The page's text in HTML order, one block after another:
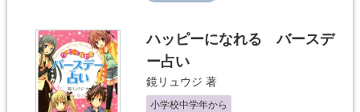
ハッピーになれる バースデ
ー占い
鏡リュウジ 著
小学校中学年から